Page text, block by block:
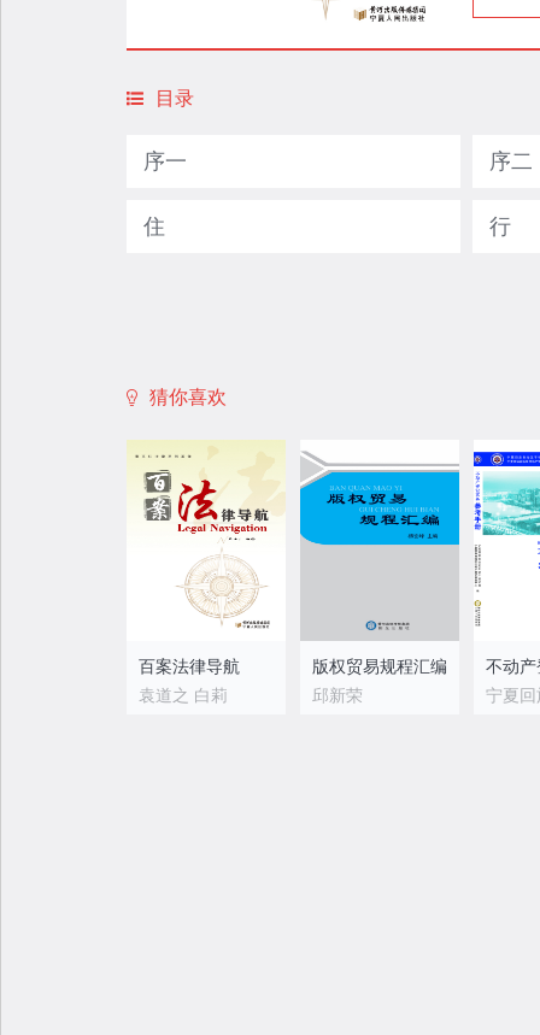
目录
序一 序二
住 行
猜你喜欢
百案法律导航
袁道之 白莉
版权贸易规程汇编
邱新荣